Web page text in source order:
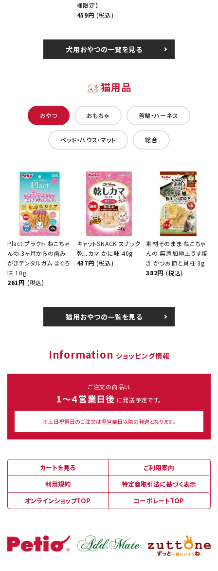
様限定】
459円 (税込)
犬用おやつの一覧を見る
猫用品
おやつ おもちゃ 首輪・ハーネス
ベッド・ハウス・マット 総合
Plact プラクト ねこちゃ
んの 3ヶ月からの歯み
がきデンタルガム まぐろ
味 10g
261円 (税込)
キャットSNACK スナック
乾しカマ かに味 40g
437円 (税込)
素材そのまま ねこちゃ
んの 無添加極上うす焼
き かつお節と貝柱 3g
382円 (税込)
猫用おやつの一覧を見る
Information ショッピング情報
ご注文の商品は
1～４営業日後 に発送予定です。
※土日祝祭日のご注文は翌営業日以降の発送となります。
カートを見る
ご利用案内
利用規約
特定商取引法に基づく表示
オンラインショップTOP
コーポレートTOP